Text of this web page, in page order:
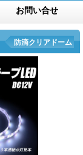
お問い合せ
防滴クリアドーム